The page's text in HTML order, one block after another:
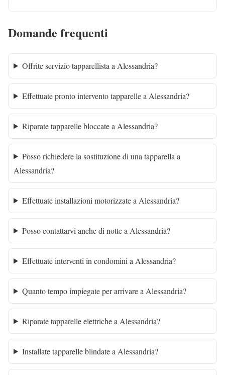
Domande frequenti
Offrite servizio tapparellista a Alessandria?
Effettuate pronto intervento tapparelle a Alessandria?
Riparate tapparelle bloccate a Alessandria?
Posso richiedere la sostituzione di una tapparella a
Alessandria?
Effettuate installazioni motorizzate a Alessandria?
Posso contattarvi anche di notte a Alessandria?
Effettuate interventi in condomini a Alessandria?
Quanto tempo impiegate per arrivare a Alessandria?
Riparate tapparelle elettriche a Alessandria?
Installate tapparelle blindate a Alessandria?